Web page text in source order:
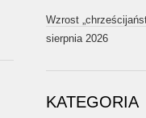
Wzrost
sierpnia 2026
KATEGORIA